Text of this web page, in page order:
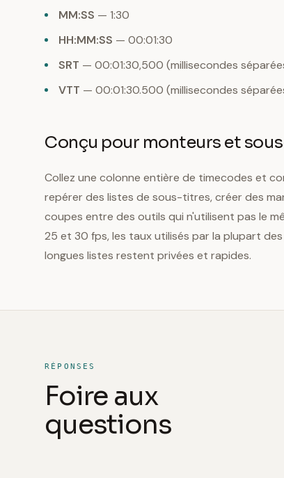
MM:SS — 1:30
HH:MM:SS — 00:01:30
SRT — 00:01:30,500 (millisecondes
VTT — 00:01:30.500 (millisecondes
Conçu pour monteurs et
Collez une colonne entière de timecodes et
repérer des listes de sous-titres, créer des
coupes entre des outils qui n'utilisent pas le
25 et 30 fps, les taux utilisés par la plupart
longues listes restent privées et rapides.
RÉPONSES
Foire aux
questions